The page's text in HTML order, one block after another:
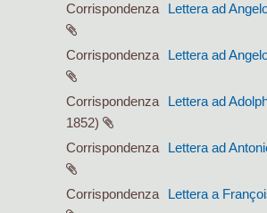
Corrispondenza
Lettera ad
Corrispondenza Lettera ad
Corrispondenza Lettera ad
1852)
Corrispondenza
Lettera ad
Corrispondenza Lettera a